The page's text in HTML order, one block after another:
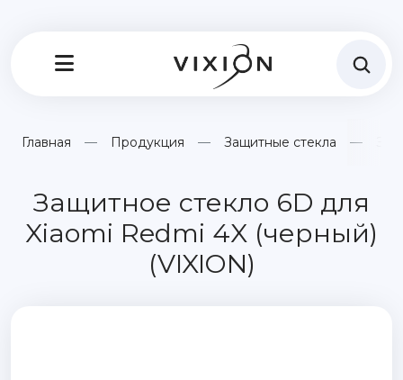
Главная Продукция Защитные стекла
Защитное стекло 6D для
Xiaomi Redmi 4X (черный)
(VIXION)